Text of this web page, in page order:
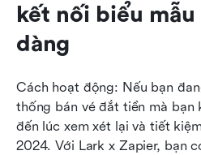
kết nối biểu
dàng
Cách hoạt động: Nếu bạn
thống bán vé đắt tiền mà bạn
đến lúc xem xét lại và tiết
2024. Với Lark x Zapier, bạn